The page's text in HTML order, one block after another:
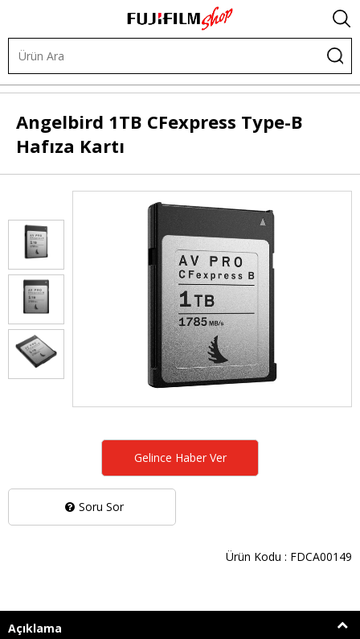
Angelbird 1TB CFexpress Type-B
Hafıza Kartı
Soru Sor
Ürün Kodu : FDCA00149
Gelince Haber Ver
Açıklama